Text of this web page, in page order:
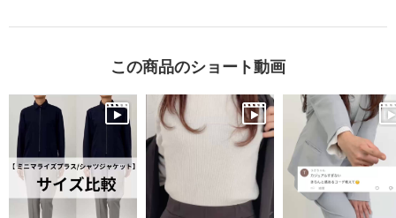
この商品のショート動画